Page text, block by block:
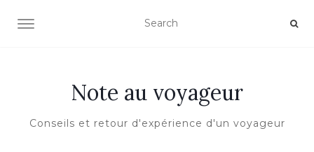
OUVRIR/FERMER LA NAVIGATION
Note au voyageur
Conseils et retour d'expérience d'un voyageur